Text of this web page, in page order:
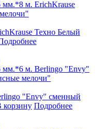
Техно Белый
"Envy" сменный
корзину Подробнее